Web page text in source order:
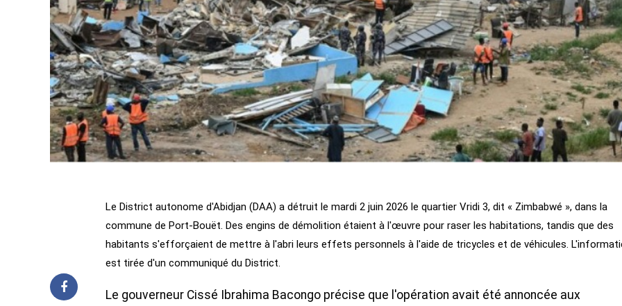
Le District autonome d'Abidjan (DAA) a détruit le mardi 2 juin 2026 le quartier Vridi 3, dit « Zimbabwé », dans la
commune de Port-Bouët. Des engins de démolition étaient à l'œuvre pour raser les habitations, tandis que des
habitants s'efforçaient de mettre à l'abri leurs effets personnels à l'aide de tricycles et de véhicules.
est tirée d'un communiqué du District.
Le gouverneur Cissé Ibrahima Bacongo précise que l'opération avait été annoncée aux